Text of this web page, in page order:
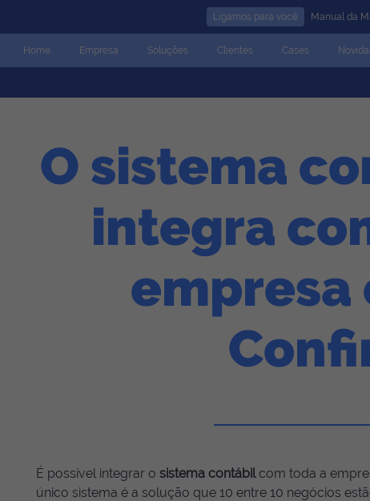
Ligamos para você Manual da
Home Empresa Soluções Clientes Cases
O sistema
integra
empresa
É possível integrar o sistema contábilcom toda a
único sistema é a solução que 10 entre 10 negócios